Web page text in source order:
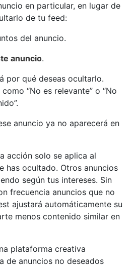
en particular, en lugar de
de tu feed:
del anuncio.
anuncio.
por qué deseas ocultarlo.
“No es relevante” o “No
anuncio ya no aparecerá en
acción solo se aplica al
has ocultado. Otros anuncios
según tus intereses. Sin
frecuencia anuncios que no
ajustará automáticamente su
menos contenido similar en
plataforma creativa
de anuncios no deseados